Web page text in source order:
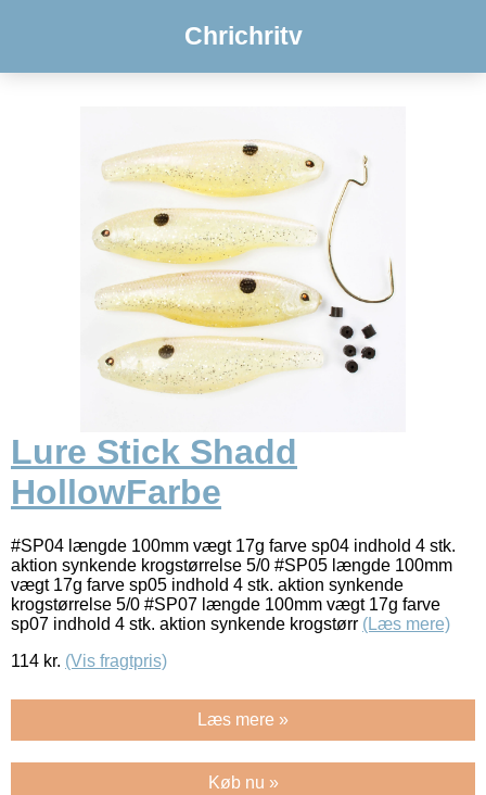
Chrichritv
Lure Stick Shadd
HollowFarbe
#SP04 længde 100mm vægt 17g farve sp04 indhold 4 stk.
aktion synkende krogstørrelse 5/0 #SP05 længde 100mm
vægt 17g farve sp05 indhold 4 stk. aktion synkende
krogstørrelse 5/0 #SP07 længde 100mm vægt 17g farve
sp07 indhold 4 stk. aktion synkende krogstørr (Læs mere)
114 kr. (Vis fragtpris)
Læs mere »
Køb nu »